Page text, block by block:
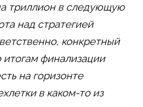
триллион в следующую
над стратегией
конкретный
итогам финализации
на горизонте
в каком-то из